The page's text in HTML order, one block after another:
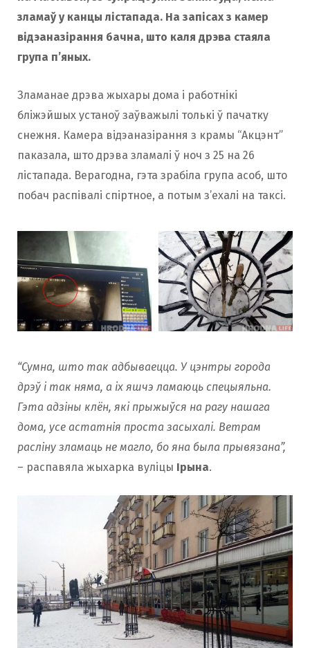
зламаў у канцы лістапада. На запісах з камер
відэаназірання бачна, што каля дрэва стаяла
група п’яных.
Зламанае дрэва жыхары дома і работнікі
бліжэйшых устаноў заўважылі толькі ў пачатку
снежня. Камера відэаназірання з крамы “Акцэнт”
паказала, што дрэва зламалі ў ноч з 25 на 26
лістапада. Верагодна, гэта зрабіла група асоб, што
побач распівалі спіртное, а потым з’ехалі на таксі.
“Сумна, што так адбываецца. У цэнтры города
дрэў i так няма, а iх яшчэ ламаюць спецыяльна.
Гэта адзіны клён, якi прыжыўся на рагу нашага
дома, усе астатнія проста засыхалi. Ветрам
расліну зламаць не магло, бо яна была прывязана”,
– распавяла жыхарка вуліцы Ірына.